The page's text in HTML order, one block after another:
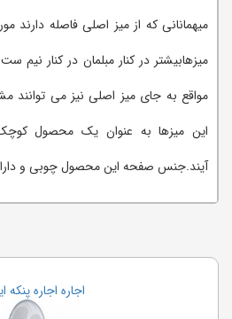
میهمانانی که از میز اصلی فاصله دارند
میزهابیشتر در کنار مبلمان در کنار
مواقع به جای میز اصلی نیز می توانند
این میزها به عنوان یک محصول
آیند.جنس صفحه این محصول چوبی و
اجاره اجاره پنکه